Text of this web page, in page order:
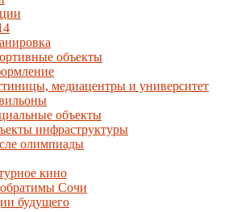
объекты
медиацентры и университет
объекты
инфраструктуры
олимпиады
кино
Сочи
будущего